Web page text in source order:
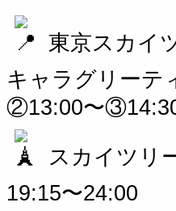
東京スカイ
キャラグリーテ
②13:00〜
スカイツリ
19:15〜24:00